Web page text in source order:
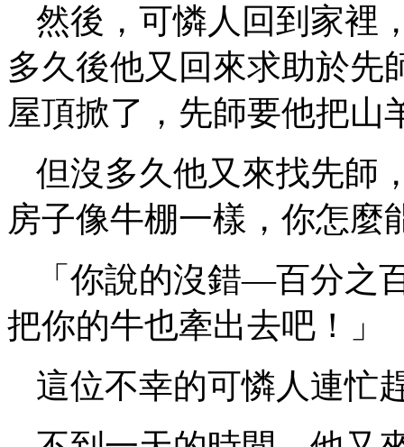
然後，可憐人回到家裡
多久後他又回來求助於先
屋頂掀了，先師要他把山
但沒多久他又來找先師
房子像牛棚一樣，你怎麼
「你說的沒錯—百分之
把你的牛也牽出去吧！」
這位不幸的可憐人連忙